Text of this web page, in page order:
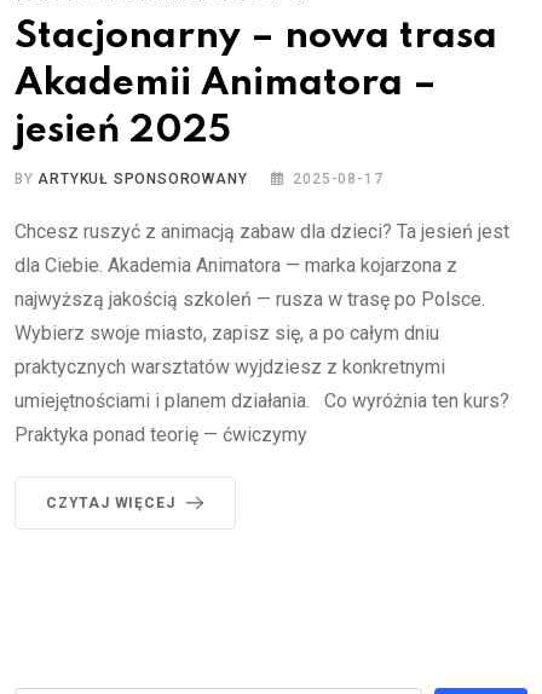
Stacjonarny – nowa trasa
Akademii Animatora –
jesień 2025
BY ARTYKUŁ SPONSOROWANY 2025-08-17
Chcesz ruszyć z animacją zabaw dla dzieci? Ta jesień jest
dla Ciebie. Akademia Animatora — marka kojarzona z
najwyższą jakością szkoleń — rusza w trasę po Polsce.
Wybierz swoje miasto, zapisz się, a po całym dniu
praktycznych warsztatów wyjdziesz z konkretnymi
umiejętnościami i planem działania. Co wyróżnia ten kurs?
Praktyka ponad teorię — ćwiczymy
CZYTAJ WIĘCEJ